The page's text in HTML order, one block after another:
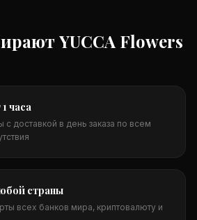
YUCCA Flowers
часа
с доставкой в день заказа по всем
страны
всех банков мира, криптовалюту и